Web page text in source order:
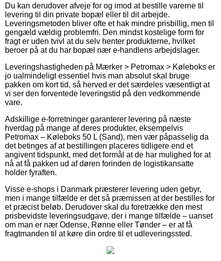
Du kan derudover afveje for og imod at bestille varerne til
levering til din private bopæl eller til dit arbejde.
Leveringsmetoden bliver ofte et hak mindre prisbillig, men til
gengæld vældig problemfri. Den mindst kostelige form for
fragt er uden tvivl at du selv henter produkterne, hvilket
beroer på at du har bopæl nær e-handlens arbejdslager.
Leveringshastigheden på Mærker > Petromax > Køleboks er
jo ualmindeligt essentiel hvis man absolut skal bruge
pakken om kort tid, så herved er det særdeles væsentligt at
vi ser den forventede leveringstid på den vedkommende
vare.
Adskillige e-forretninger garanterer levering på næste
hverdag på mange af deres produkter, eksempelvis
Petromax – Køleboks 50 L (Sand), men vær påpasselig da
det betinges af at bestillingen placeres tidligere end et
angivent tidspunkt, med det formål at de har mulighed for at
nå at få pakken ud af døren forinden de logistikansatte
holder fyraften.
Visse e-shops i Danmark præsterer levering uden gebyr,
men i mange tilfælde er det så præmissen at der bestilles for
et præcist beløb. Derudover skal du foretrække den mest
prisbevidste leveringsudgave, der i mange tilfælde – uanset
om man er nær Odense, Rønne eller Tønder – er at få
fragtmanden til at køre din ordre til et udleveringssted.